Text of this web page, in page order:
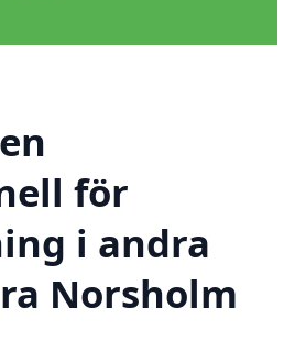
för
i andra
Norsholm